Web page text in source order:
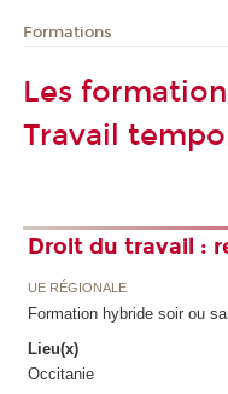
Formations
Les
Travail
Droit du travail :
UE RÉGIONALE
Formation hybride soir ou
Lieu(x)
Occitanie